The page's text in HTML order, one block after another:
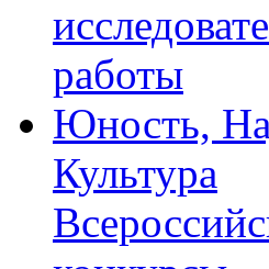
работы
Юность,
Культура